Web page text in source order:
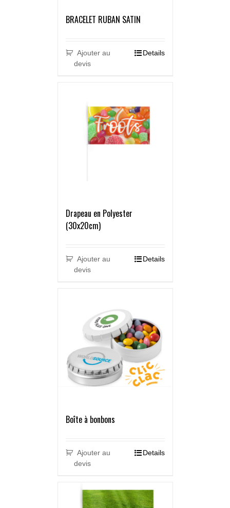
BRACELET RUBAN SATIN
Ajouter au
devis
Details
Drapeau en Polyester
(30x20cm)
Ajouter au
devis
Details
Boîte à bonbons
Ajouter au
devis
Details